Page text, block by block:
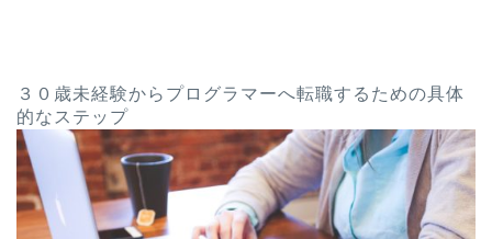
３０歳未経験からプログラマーへ転職するための具体
的なステップ